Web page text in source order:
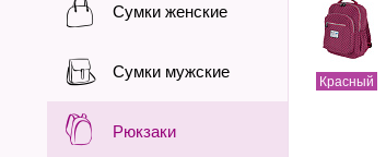
Сумки женские
Сумки мужские
Рюкзаки
Красный